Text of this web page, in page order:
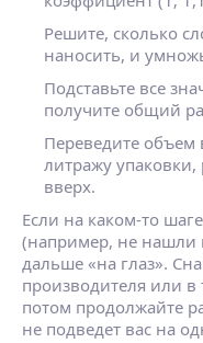
Решите, сколько
наносить, и
Подставьте все
получите общий
Переведите объем
литражу упаковки,
вверх.
Если на каком‑то
(например, не нашли
дальше «на глаз».
производителя или
потом продолжайте
не подведет вас на